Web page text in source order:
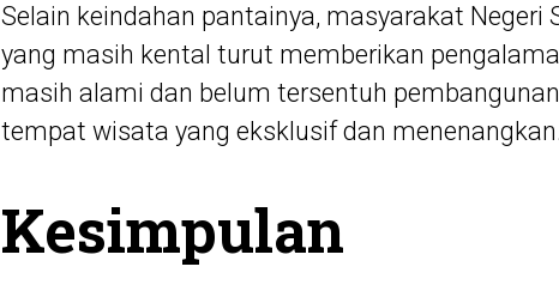
Selain keindahan pantainya, masyarakat
yang masih kental turut memberikan
masih alami dan belum tersentuh
tempat wisata yang eksklusif dan menenangkan.
Kesimpulan